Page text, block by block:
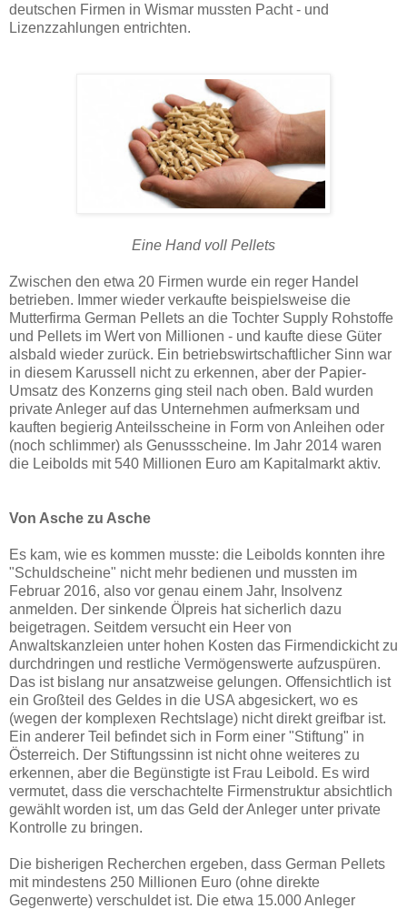
deutschen Firmen in Wismar mussten Pacht - und
Lizenzzahlungen entrichten.
Eine Hand voll Pellets
Zwischen den etwa 20 Firmen wurde ein reger Handel
betrieben. Immer wieder verkaufte beispielsweise die
Mutterfirma German Pellets an die Tochter Supply Rohstoffe
und Pellets im Wert von Millionen - und kaufte diese Güter
alsbald wieder zurück. Ein betriebswirtschaftlicher Sinn war
in diesem Karussell nicht zu erkennen, aber der Papier-
Umsatz des Konzerns ging steil nach oben. Bald wurden
private Anleger auf das Unternehmen aufmerksam und
kauften begierig Anteilsscheine in Form von Anleihen oder
(noch schlimmer) als Genussscheine. Im Jahr 2014 waren
die Leibolds mit 540 Millionen Euro am Kapitalmarkt aktiv.
Von Asche zu Asche
Es kam, wie es kommen musste: die Leibolds konnten ihre
"Schuldscheine" nicht mehr bedienen und mussten im
Februar 2016, also vor genau einem Jahr, Insolvenz
anmelden. Der sinkende Ölpreis hat sicherlich dazu
beigetragen. Seitdem versucht ein Heer von
Anwaltskanzleien unter hohen Kosten das Firmendickicht zu
durchdringen und restliche Vermögenswerte aufzuspüren.
Das ist bislang nur ansatzweise gelungen. Offensichtlich ist
ein Großteil des Geldes in die USA abgesickert, wo es
(wegen der komplexen Rechtslage) nicht direkt greifbar ist.
Ein anderer Teil befindet sich in Form einer "Stiftung" in
Österreich. Der Stiftungssinn ist nicht ohne weiteres zu
erkennen, aber die Begünstigte ist Frau Leibold. Es wird
vermutet, dass die verschachtelte Firmenstruktur absichtlich
gewählt worden ist, um das Geld der Anleger unter private
Kontrolle zu bringen.
Die bisherigen Recherchen ergeben, dass German Pellets
mit mindestens 250 Millionen Euro (ohne direkte
Gegenwerte) verschuldet ist. Die etwa 15.000 Anleger